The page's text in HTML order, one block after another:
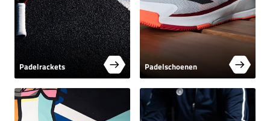
Padelrackets Padelschoenen